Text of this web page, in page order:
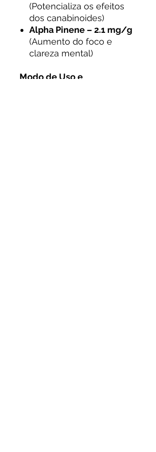
(Potencializa os efeitos
dos canabinoides)
Alpha Pinene – 2.1 mg/g
(Aumento do foco e
clareza mental)
Modo de Uso e